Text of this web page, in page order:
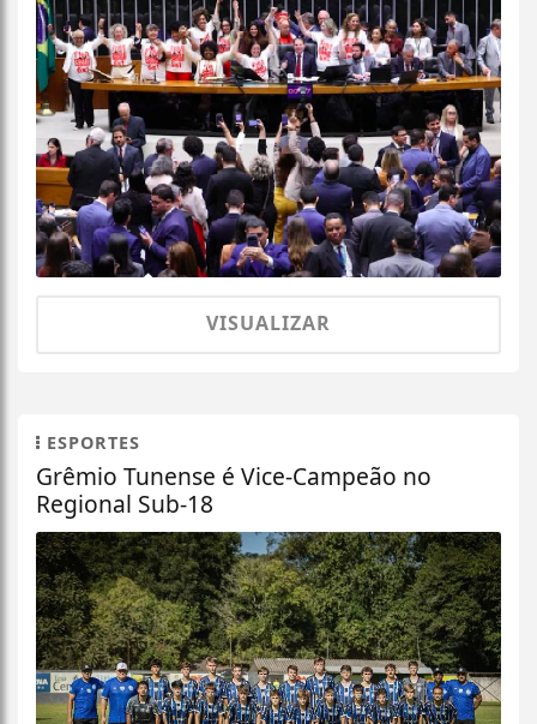
VISUALIZAR
ESPORTES
Grêmio Tunense é Vice-Campeão no
Regional Sub-18